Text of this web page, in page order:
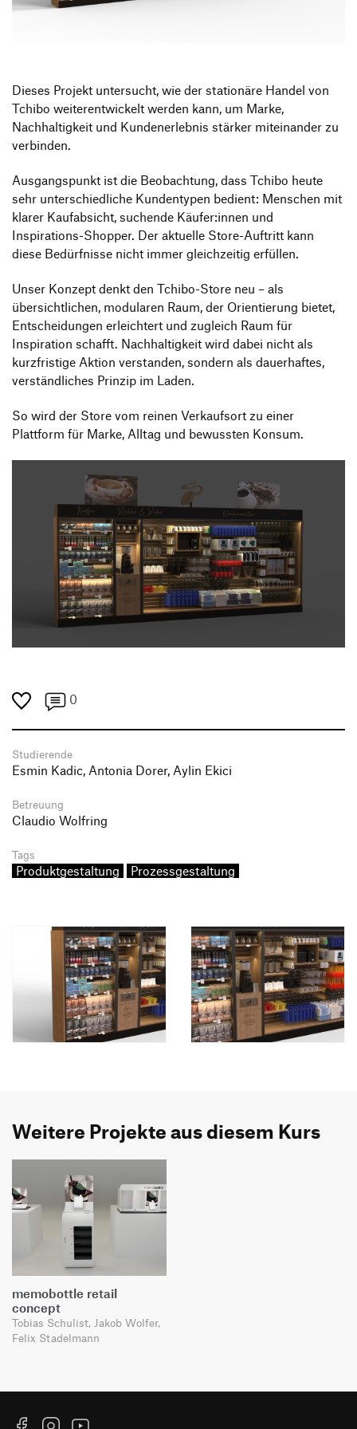
Transfer und Kooperation
Produktgestaltung B.A.
Dieses Projekt untersucht, wie der stationäre Handel von
Tchibo weiterentwickelt werden kann, um Marke,
Nachhaltigkeit und Kundenerlebnis stärker miteinander zu
verbinden.
Ausgangspunkt ist die Beobachtung, dass Tchibo heute
sehr unterschiedliche Kundentypen bedient: Menschen mit
klarer Kaufabsicht, suchende Käufer:innen und
Inspirations-Shopper. Der aktuelle Store-Auftritt kann
diese Bedürfnisse nicht immer gleichzeitig erfüllen.
Unser Konzept denkt den Tchibo-Store neu – als
übersichtlichen, modularen Raum, der Orientierung bietet,
Entscheidungen erleichtert und zugleich Raum für
Inspiration schafft. Nachhaltigkeit wird dabei nicht als
kurzfristige Aktion verstanden, sondern als dauerhaftes,
verständliches Prinzip im Laden.
So wird der Store vom reinen Verkaufsort zu einer
Plattform für Marke, Alltag und bewussten Konsum.
0
Studierende
Esmin Kadic, Antonia Dorer, Aylin Ekici
Betreuung
Claudio Wolfring
Tags
Produktgestaltung Prozessgestaltung
Weitere Projekte aus diesem Kurs
memobottle retail
concept
Tobias Schulist, Jakob Wolfer,
Felix Stadelmann
FacebookInstagramYouTube